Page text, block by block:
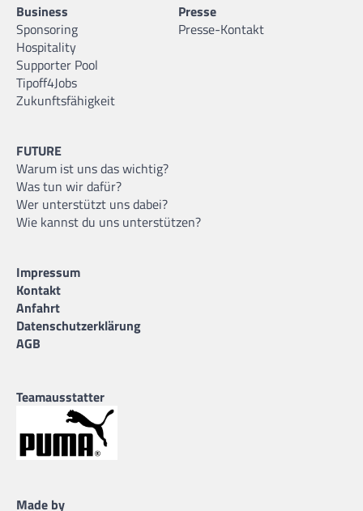
Business
Sponsoring
Hospitality
Supporter Pool
Tipoff4Jobs
Zukunftsfähigkeit
Presse
Presse-Kontakt
FUTURE
Warum ist uns das wichtig?
Was tun wir dafür?
Wer unterstützt uns dabei?
Wie kannst du uns unterstützen?
Impressum
Kontakt
Anfahrt
Datenschutzerklärung
AGB
Teamausstatter
Made by